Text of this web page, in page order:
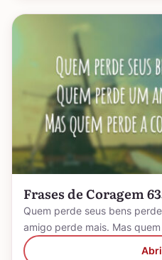
Frases de Coragem
Quem perde seus bens
amigo perde mais. Mas